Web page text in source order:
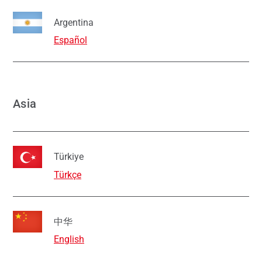
Argentina
Español
Asia
Türkiye
Türkçe
中华
English